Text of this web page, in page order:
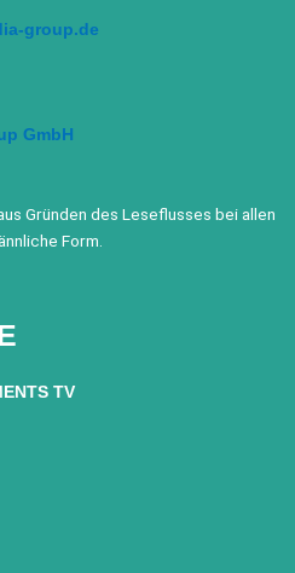
group.de
GmbH
Gründen des Leseflusses bei allen
Form.
TV